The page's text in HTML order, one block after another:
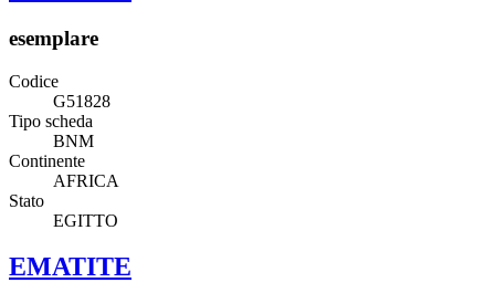
esemplare
Codice
G51828
Tipo scheda
BNM
Continente
AFRICA
Stato
EGITTO
EMATITE